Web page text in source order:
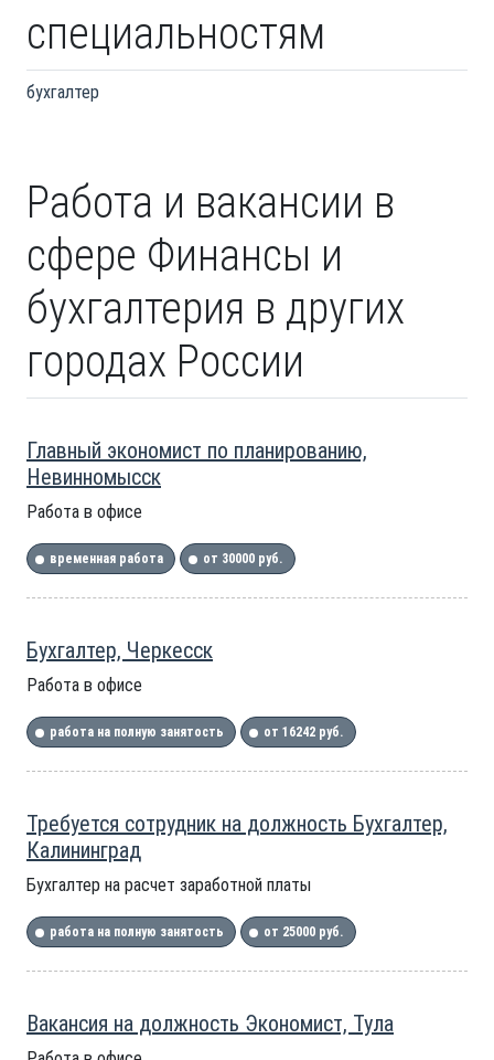
специальностям
бухгалтер
Работа и вакансии в
сфере Финансы и
бухгалтерия в других
городах России
Главный экономист по планированию,
Невинномысск
Работа в офисе
временная работа от 30000 руб.
Бухгалтер, Черкесск
Работа в офисе
работа на полную занятость от 16242 руб.
Требуется сотрудник на должность Бухгалтер,
Калининград
Бухгалтер на расчет заработной платы
работа на полную занятость от 25000 руб.
Вакансия на должность Экономист, Тула